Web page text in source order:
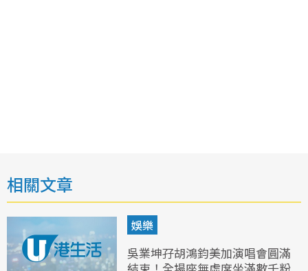
相關文章
娛樂
吳業坤孖胡鴻鈞美加演唱會圓滿